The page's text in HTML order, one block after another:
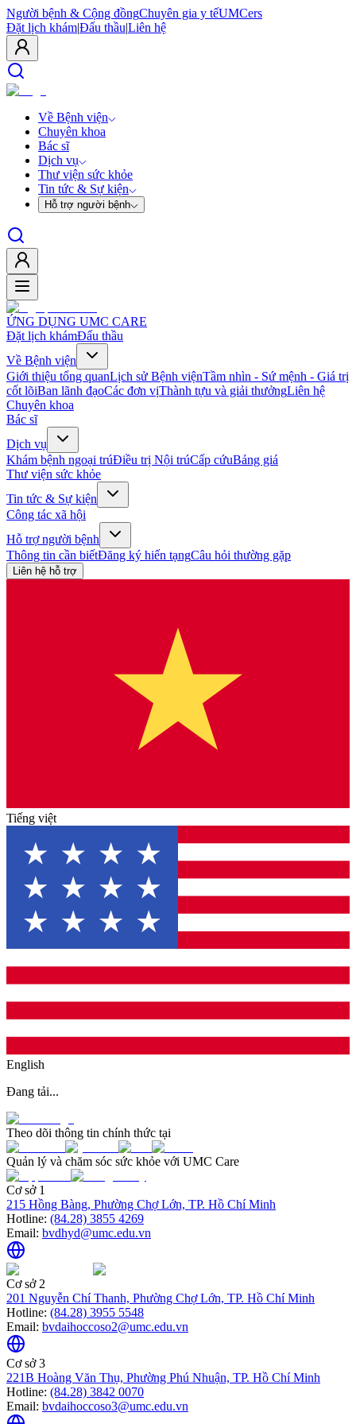
Người bệnh & Cộng đồngChuyên gia y tếUMCers
Đặt lịch khám|Đấu thầu|Liên hệ
Về Bệnh viện
Chuyên khoa
Bác sĩ
Dịch vụ
Thư viện sức khỏe
Tin tức & Sự kiện
Hỗ trợ người bệnh
ỨNG DỤNG UMC CARE
Đặt lịch khámĐấu thầu
Về Bệnh viện
Giới thiệu tổng quanLịch sử Bệnh việnTầm nhìn - Sứ mệnh - Giá trị
cốt lõiBan lãnh đạoCác đơn vịThành tựu và giải thưởngLiên hệ
Chuyên khoa
Bác sĩ
Dịch vụ
Khám bệnh ngoại trúĐiều trị Nội trúCấp cứuBảng giá
Thư viện sức khỏe
Tin tức & Sự kiện
Công tác xã hội
Hỗ trợ người bệnh
Thông tin cần biếtĐăng ký hiến tạngCâu hỏi thường gặp
Liên hệ hỗ trợ
Tiếng việt
English
Đang tải...
Theo dõi thông tin chính thức tại
Quản lý và chăm sóc sức khỏe với UMC Care
Cơ sở 1
215 Hồng Bàng, Phường Chợ Lớn, TP. Hồ Chí Minh
Hotline: (84.28) 3855 4269
Email: bvdhyd@umc.edu.vn
Cơ sở 2
201 Nguyễn Chí Thanh, Phường Chợ Lớn, TP. Hồ Chí Minh
Hotline: (84.28) 3955 5548
Email: bvdaihoccoso2@umc.edu.vn
Cơ sở 3
221B Hoàng Văn Thụ, Phường Phú Nhuận, TP. Hồ Chí Minh
Hotline: (84.28) 3842 0070
Email: bvdaihoccoso3@umc.edu.vn